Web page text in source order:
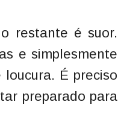
restante é suor.
e simplesmente
É preciso
preparado para